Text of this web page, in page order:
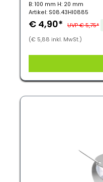
B: 100 mm H: 20 mm
Artikel: S08.43HI0885
€ 4,90* UVP € 5,75*
(€ 5,88 inkl. MwSt.)